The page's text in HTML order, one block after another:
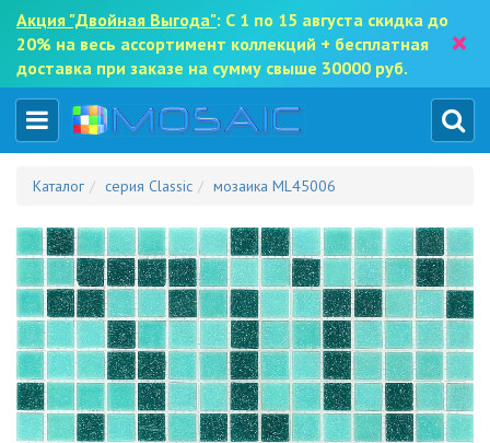
Акция "Двойная Выгода": С 1 по 15 августа скидка до
20% на весь ассортимент коллекций + бесплатная
доставка при заказе на сумму свыше 30000 руб.
×
Каталог серия Classic мозаика ML45006